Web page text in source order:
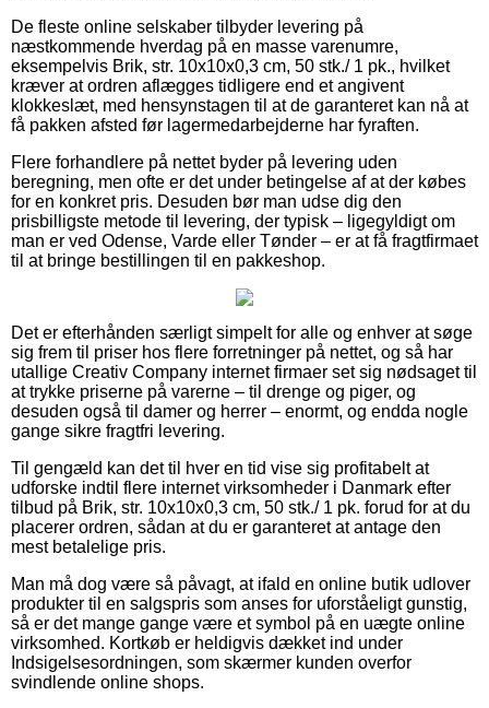
De fleste online selskaber tilbyder levering på
næstkommende hverdag på en masse varenumre,
eksempelvis Brik, str. 10x10x0,3 cm, 50 stk./ 1 pk., hvilket
kræver at ordren aflægges tidligere end et angivent
klokkeslæt, med hensynstagen til at de garanteret kan nå at
få pakken afsted før lagermedarbejderne har fyraften.
Flere forhandlere på nettet byder på levering uden
beregning, men ofte er det under betingelse af at der købes
for en konkret pris. Desuden bør man udse dig den
prisbilligste metode til levering, der typisk – ligegyldigt om
man er ved Odense, Varde eller Tønder – er at få fragtfirmaet
til at bringe bestillingen til en pakkeshop.
Det er efterhånden særligt simpelt for alle og enhver at søge
sig frem til priser hos flere forretninger på nettet, og så har
utallige Creativ Company internet firmaer set sig nødsaget til
at trykke priserne på varerne – til drenge og piger, og
desuden også til damer og herrer – enormt, og endda nogle
gange sikre fragtfri levering.
Til gengæld kan det til hver en tid vise sig profitabelt at
udforske indtil flere internet virksomheder i Danmark efter
tilbud på Brik, str. 10x10x0,3 cm, 50 stk./ 1 pk. forud for at du
placerer ordren, sådan at du er garanteret at antage den
mest betalelige pris.
Man må dog være så påvagt, at ifald en online butik udlover
produkter til en salgspris som anses for uforståeligt gunstig,
så er det mange gange være et symbol på en uægte online
virksomhed. Kortkøb er heldigvis dækket ind under
Indsigelsesordningen, som skærmer kunden overfor
svindlende online shops.